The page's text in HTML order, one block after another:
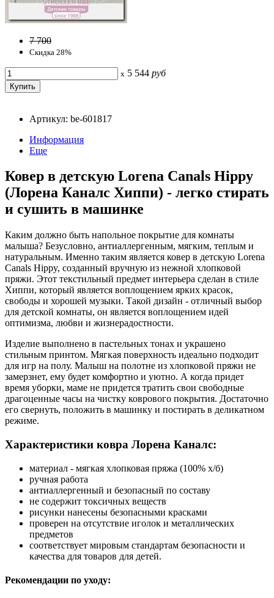
7 700
Скидка 28%
x 5 544 руб
Артикул: be-601817
Информация
Еще
Ковер в детскую Lorena Canals Hippy
(Лорена Каналс Хиппи) - легко стирать
и сушить в машинке
Каким должно быть напольное покрытие для комнаты
малыша? Безусловно, антиаллергенным, мягким, теплым и
натуральным. Именно таким является ковер в детскую Lorena
Canals Hippy, созданный вручную из нежной хлопковой
пряжи. Этот текстильный предмет интерьера сделан в стиле
Хиппи, который является воплощением ярких красок,
свободы и хорошей музыки. Такой дизайн - отличный выбор
для детской комнаты, он является воплощением идей
оптимизма, любви и жизнерадостности.
Изделие выполнено в пастельных тонах и украшено
стильным принтом. Мягкая поверхность идеально подходит
для игр на полу. Малыш на полотне из хлопковой пряжи не
замерзнет, ему будет комфортно и уютно. А когда придет
время уборки, маме не придется тратить свои свободные
драгоценные часы на чистку коврового покрытия. Достаточно
его свернуть, положить в машинку и постирать в деликатном
режиме.
Характеристики ковра Лорена Каналс:
материал - мягкая хлопковая пряжа (100% х/б)
ручная работа
антиаллергенный и безопасный по составу
не содержит токсичных веществ
рисунки нанесены безопасными красками
проверен на отсутствие иголок и металлических
предметов
соответствует мировым стандартам безопасности и
качества для товаров для детей.
Рекомендации по уходу: